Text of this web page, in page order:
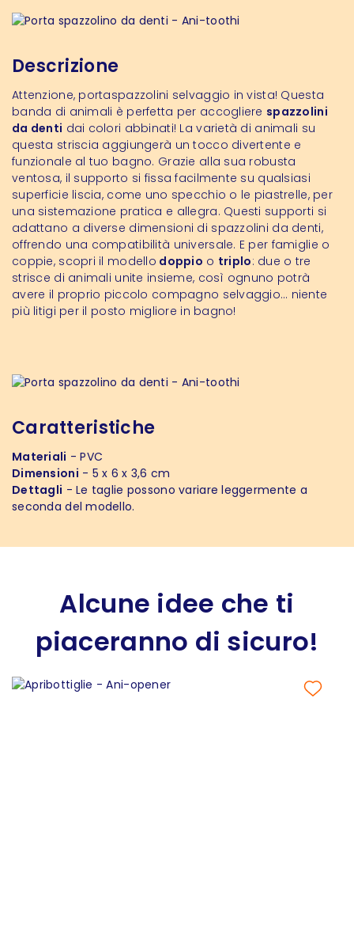
Descrizione
Attenzione, portaspazzolini selvaggio in vista! Questa
banda di animali è perfetta per accogliere spazzolini
da denti dai colori abbinati! La varietà di animali su
questa striscia aggiungerà un tocco divertente e
funzionale al tuo bagno. Grazie alla sua robusta
ventosa, il supporto si fissa facilmente su qualsiasi
superficie liscia, come uno specchio o le piastrelle, per
una sistemazione pratica e allegra. Questi supporti si
adattano a diverse dimensioni di spazzolini da denti,
offrendo una compatibilità universale. E per famiglie o
coppie, scopri il modello doppio o triplo: due o tre
strisce di animali unite insieme, così ognuno potrà
avere il proprio piccolo compagno selvaggio… niente
più litigi per il posto migliore in bagno!
Caratteristiche
Materiali - PVC
Dimensioni - 5 x 6 x 3,6 cm
Dettagli - Le taglie possono variare leggermente a
seconda del modello.
Alcune idee che ti
piaceranno di sicuro!